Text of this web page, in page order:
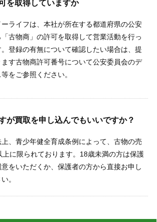
を取得していますか
ライフは、本社が所在する都道府県の公安
古物商」の許可を取得して営業活動を行っ
登録の有無について確認したい場合は、提
す古物商許可番号について公安委員会のデ
をご参照ください。
が買取を申し込んでもいいですか？
、青少年健全育成条例によって、古物の売
上に限られております。18歳未満の方は保護
をいただくか、保護者の方から直接お申し
。